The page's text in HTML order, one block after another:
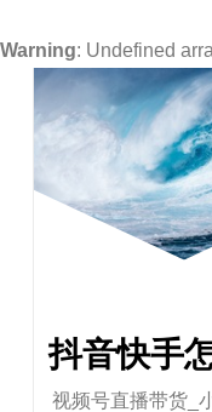
Warning: Undefined
抖音快手
视频号直播带货_